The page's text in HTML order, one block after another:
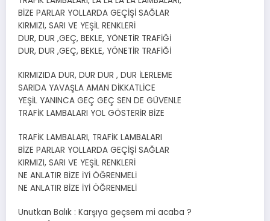
BİZE PARLAR YOLLARDA GEÇİŞİ SAĞLAR
KIRMIZI, SARI VE YEŞİL RENKLERİ
DUR, DUR ,GEÇ, BEKLE, YÖNETİR TRAFİĞİ
DUR, DUR ,GEÇ, BEKLE, YÖNETİR TRAFİĞİ
KIRMIZIDA DUR, DUR DUR , DUR İLERLEME
SARIDA YAVAŞLA AMAN DİKKATLİCE
YEŞİL YANINCA GEÇ GEÇ SEN DE GÜVENLE
TRAFİK LAMBALARI YOL GÖSTERİR BİZE
TRAFİK LAMBALARI, TRAFİK LAMBALARI
BİZE PARLAR YOLLARDA GEÇİŞİ SAĞLAR
KIRMIZI, SARI VE YEŞİL RENKLERİ
NE ANLATIR BİZE İYİ ÖĞRENMELİ
NE ANLATIR BİZE İYİ ÖĞRENMELİ
Unutkan Balık : Karşıya geçsem mi acaba ?